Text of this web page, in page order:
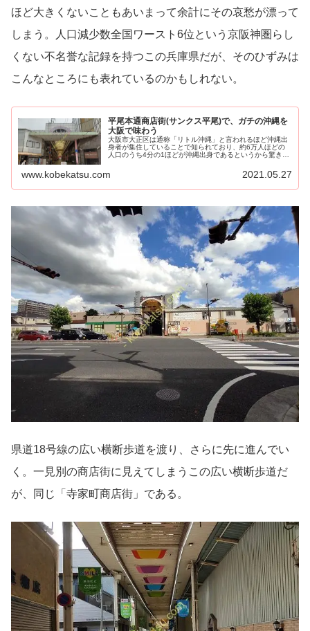
ほど大きくないこともあいまって余計にその哀愁が漂って
しまう。人口減少数全国ワースト6位という京阪神圏らし
くない不名誉な記録を持つこの兵庫県だが、そのひずみは
こんなところにも表れているのかもしれない。
平尾本通商店街(サンクス平尾)で、ガチの沖縄を
大阪で味わう
大阪市大正区は通称「リトル沖縄」と言われるほど沖縄出
身者が集住していることで知られており、約6万人ほどの
人口のうち4分の1ほどが沖縄出身であるというから驚き
www.kobekatsu.com 2021.05.27
県道18号線の広い横断歩道を渡り、さらに先に進んでい
く。一見別の商店街に見えてしまうこの広い横断歩道だ
が、同じ「寺家町商店街」である。